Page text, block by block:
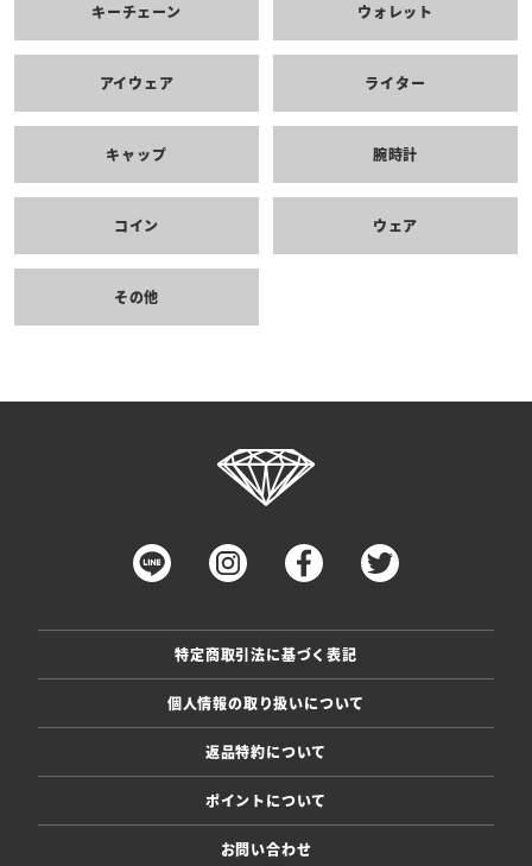
キーチェーン ウォレット
アイウェア ライター
キャップ 腕時計
コイン ウェア
その他
特定商取引法に基づく表記
個人情報の取り扱いについて
返品特約について
ポイントについて
お問い合わせ